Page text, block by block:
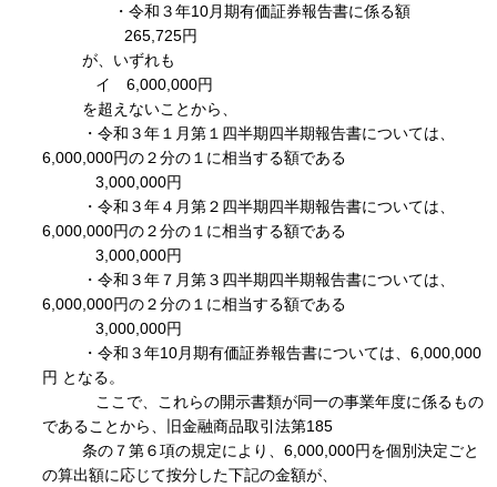
・令和３年10月期有価証券報告書に係る額
265,725円
が、いずれも
イ 6,000,000円
を超えないことから、
・令和３年１月第１四半期四半期報告書については、
6,000,000円の２分の１に相当する額である
3,000,000円
・令和３年４月第２四半期四半期報告書については、
6,000,000円の２分の１に相当する額である
3,000,000円
・令和３年７月第３四半期四半期報告書については、
6,000,000円の２分の１に相当する額である
3,000,000円
・令和３年10月期有価証券報告書については、6,000,000
円 となる。
ここで、これらの開示書類が同一の事業年度に係るもの
であることから、旧金融商品取引法第185
条の７第６項の規定により、6,000,000円を個別決定ごと
の算出額に応じて按分した下記の金額が、